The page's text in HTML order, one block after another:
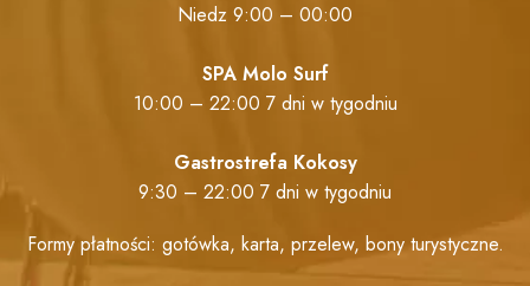
Niedz 9:00 – 00:00
SPA Molo Surf
10:00 – 22:00 7 dni w tygodniu
Gastrostrefa Kokosy
9:30 – 22:00 7 dni w tygodniu
Formy płatności: gotówka, karta, przelew, bony turystyczne.